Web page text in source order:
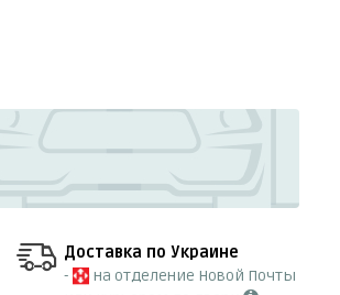
Доставка по Украине
-
на отделение Новой Почты